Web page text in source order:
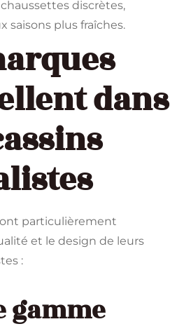
chaussettes discrètes,
saisons plus fraîches.
dans
particulièrement
et le design de leurs
:
gamme